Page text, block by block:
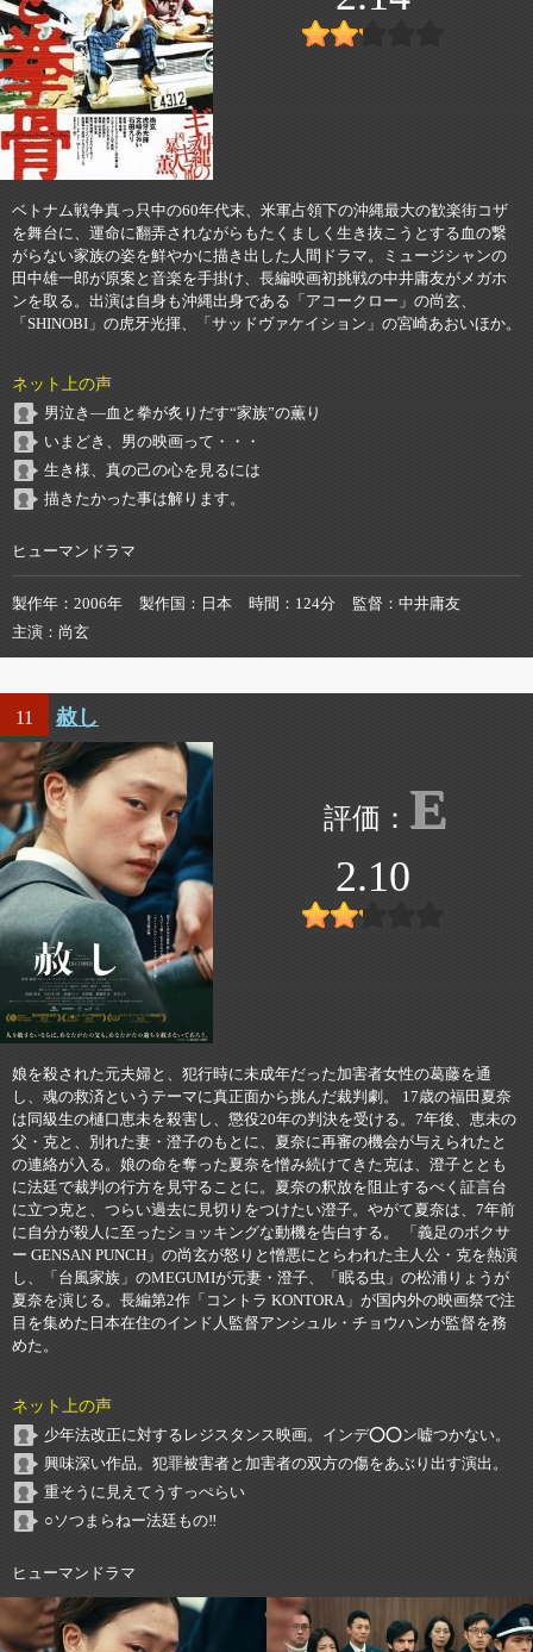
ベトナム戦争真っ只中の60年代末、米軍占領下の沖縄最大の歓楽街コザ
を舞台に、運命に翻弄されながらもたくましく生き抜こうとする血の繋
がらない家族の姿を鮮やかに描き出した人間ドラマ。ミュージシャンの
田中雄一郎が原案と音楽を手掛け、長編映画初挑戦の中井庸友がメガホ
ンを取る。出演は自身も沖縄出身である「アコークロー」の尚玄、
「SHINOBI」の虎牙光揮、「サッドヴァケイション」の宮崎あおいほか。
ネット上の声
男泣き―血と拳が炙りだす“家族”の薫り
いまどき、男の映画って・・・
生き様、真の己の心を見るには
描きたかった事は解ります。
ヒューマンドラマ
製作年 2006年 製作国 日本 時間 124分 監督
中井庸友
主演
尚玄
11 赦し
E
2.10
娘を殺された元夫婦と、犯行時に未成年だった加害者女性の葛藤を通
し、魂の救済というテーマに真正面から挑んだ裁判劇。 17歳の福田夏奈
は同級生の樋口恵未を殺害し、懲役20年の判決を受ける。7年後、恵未の
父・克と、別れた妻・澄子のもとに、夏奈に再審の機会が与えられたと
の連絡が入る。娘の命を奪った夏奈を憎み続けてきた克は、澄子ととも
に法廷で裁判の行方を見守ることに。夏奈の釈放を阻止するべく証言台
に立つ克と、つらい過去に見切りをつけたい澄子。やがて夏奈は、7年前
に自分が殺人に至ったショッキングな動機を告白する。 「義足のボクサ
ー GENSAN PUNCH」の尚玄が怒りと憎悪にとらわれた主人公・克を熱演
し、「台風家族」のMEGUMIが元妻・澄子、「眠る虫」の松浦りょうが
夏奈を演じる。長編第2作「コントラ KONTORA」が国内外の映画祭で注
目を集めた日本在住のインド人監督アンシュル・チョウハンが監督を務
めた。
ネット上の声
少年法改正に対するレジスタンス映画。インデ⭕️⭕️ン嘘つかない。
興味深い作品。犯罪被害者と加害者の双方の傷をあぶり出す演出。
重そうに見えてうすっぺらい
○ソつまらねー法廷もの‼️
ヒューマンドラマ